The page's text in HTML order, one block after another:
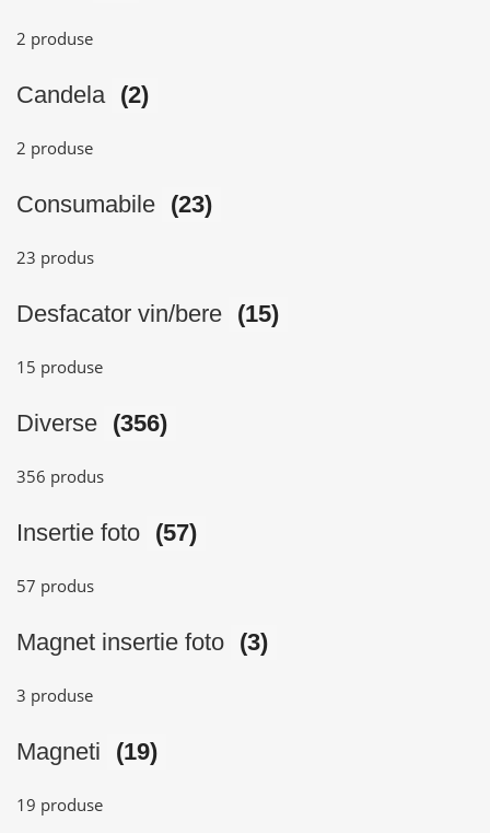
2 produse
Candela (2)
2 produse
Consumabile (23)
23 produs
Desfacator vin/bere (15)
15 produse
Diverse (356)
356 produs
Insertie foto (57)
57 produs
Magnet insertie foto (3)
3 produse
Magneti (19)
19 produse